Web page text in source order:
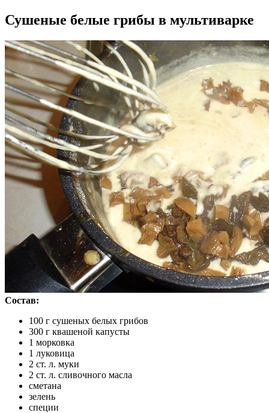
Сушеные белые грибы в мультиварке
Состав:
100 г сушеных белых грибов
300 г квашеной капусты
1 морковка
1 луковица
2 ст. л. муки
2 ст. л. сливочного масла
сметана
зелень
специи